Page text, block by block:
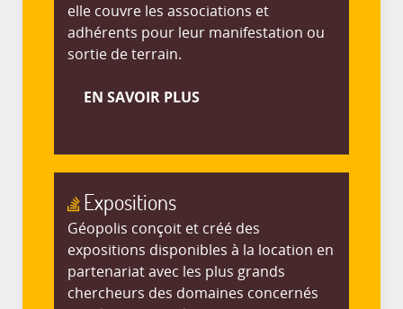
elle couvre les associations et
adhérents pour leur manifestation ou
sortie de terrain.
EN SAVOIR PLUS
Expositions
Géopolis conçoit et créé des
expositions disponibles à la location en
partenariat avec les plus grands
chercheurs des domaines concernés